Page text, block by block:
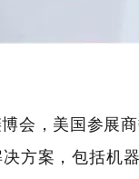
会，美国参展
方案，包括机